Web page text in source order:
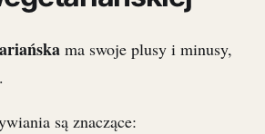
ma swoje plusy i minusy,
są znaczące: